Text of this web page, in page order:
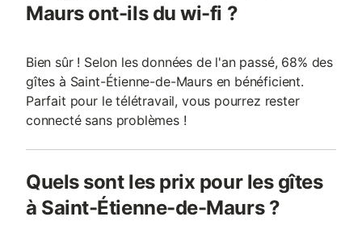
Maurs ont-ils du wi-fi ?
Bien sûr ! Selon les données de l'an passé, 68% des
gîtes à Saint-Étienne-de-Maurs en bénéficient.
Parfait pour le télétravail, vous pourrez rester
connecté sans problèmes !
Quels sont les prix pour les gîtes
à Saint-Étienne-de-Maurs ?